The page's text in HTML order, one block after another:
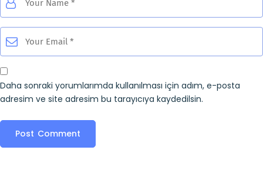
Daha sonraki yorumlarımda kullanılması için adım, e-posta
adresim ve site adresim bu tarayıcıya kaydedilsin.